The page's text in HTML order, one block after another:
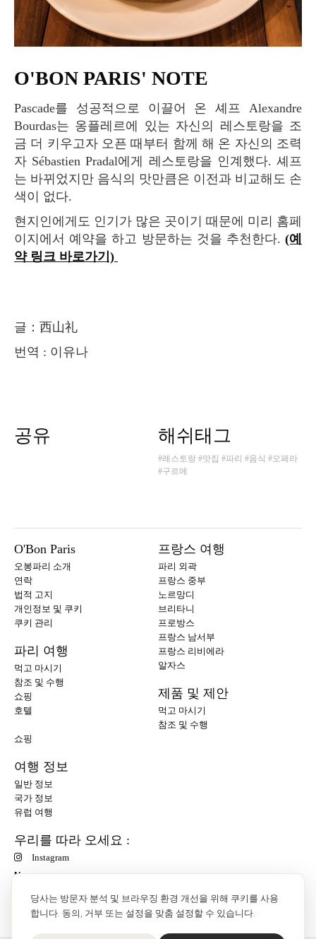
당사는 방문자 분석 및 브라우징 환경 개선을 위해 쿠키를 사용
합니다. 동의, 거부 또는 설정을 맞춤 설정할 수 있습니다.
O'BON PARIS' NOTE
Pascade를 성공적으로 이끌어 온 셰프 Alexandre
Bourdas는 옹플레르에 있는 자신의 레스토랑을 조
금 더 키우고자 오픈 때부터 함께 해 온 자신의 조력
자 Sébastien Pradal에게 레스토랑을 인계했다. 셰프
는 바뀌었지만 음식의 맛만큼은 이전과 비교해도 손
색이 없다.
현지인에게도 인기가 많은 곳이기 때문에 미리 홈페
이지에서 예약을 하고 방문하는 것을 추천한다. (예
약 링크 바로가기)
글：西山礼
번역 : 이유나
공유 해쉬태그
#레스토랑 #맛집 #파리 #음식 #오페라
#구르메
O'Bon Paris
오봉파리 소개
연락
법적 고지
개인정보 및 쿠키
쿠키 관리
파리 여행
먹고 마시기
참조 및 수행
쇼핑
호텔
프랑스 여행
파리 외곽
프랑스 중부
노르망디
브리타니
프로방스
프랑스 남서부
프랑스 리비에라
알자스
제품 및 제안
먹고 마시기
참조 및 수행
쇼핑
여행 정보
일반 정보
국가 정보
유럽 여행
우리를 따라 오세요 :
Instagram
N